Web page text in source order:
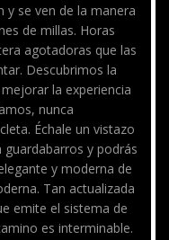
y se ven de la manera
de millas. Horas
agotadoras que las
Descubrimos la
la experiencia
nunca
Échale un vistazo
y podrás
y moderna de
Tan actualizada
emite el sistema de
es interminable.